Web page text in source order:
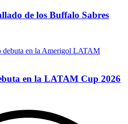
de los Buffalo Sabres
en la LATAM Cup 2026